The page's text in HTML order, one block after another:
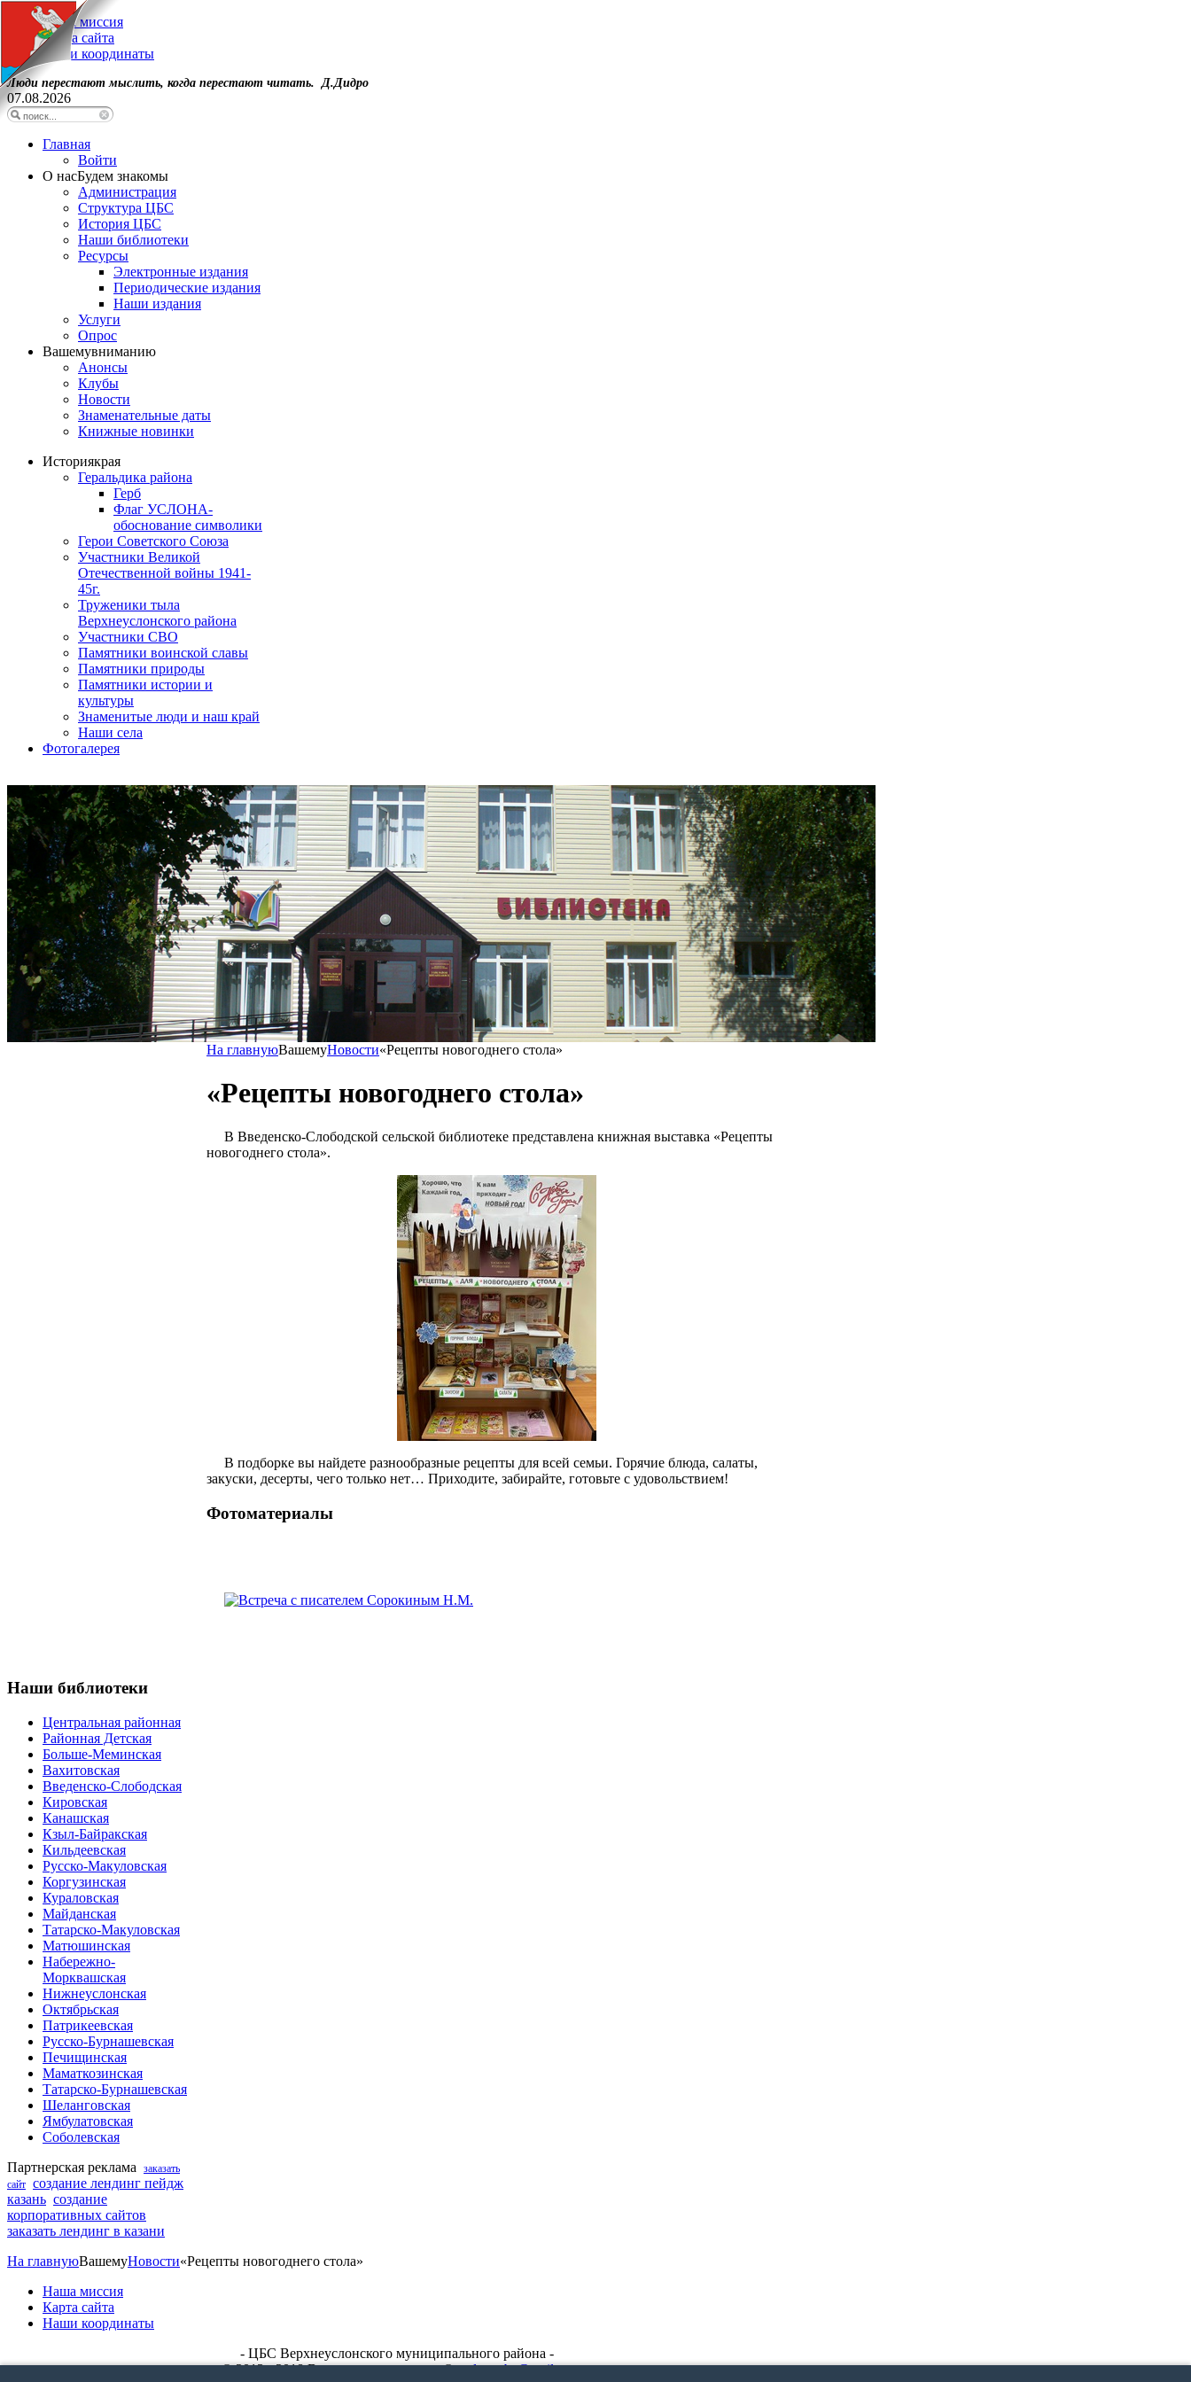
Наша миссия
Карта сайта
Наши координаты
Люди перестают мыслить, когда перестают читать. Д.Дидро
07.08.2026
Главная
Войти
О насБудем знакомы
Администрация
Структура ЦБС
История ЦБС
Наши библиотеки
Ресурсы
Электронные издания
Периодические издания
Наши издания
Услуги
Опрос
Вашемувниманию
Анонсы
Клубы
Новости
Знаменательные даты
Книжные новинки
Историякрая
Геральдика района
Герб
Флаг УСЛОНА-
обоснование символики
Герои Советского Союза
Участники Великой
Отечественной войны 1941-
45г.
Труженики тыла
Верхнеуслонского района
Участники СВО
Памятники воинской славы
Памятники природы
Памятники истории и
культуры
Знаменитые люди и наш край
Наши села
Фотогалерея
На главнуюВашемуНовости«Рецепты новогоднего стола»
«Рецепты новогоднего стола»
В Введенско-Слободской сельской библиотеке представлена книжная выставка «Рецепты
новогоднего стола».
В подборке вы найдете разнообразные рецепты для всей семьи. Горячие блюда, салаты,
закуски, десерты, чего только нет… Приходите, забирайте, готовьте с удовольствием!
Фотоматериалы
Наши библиотеки
Центральная районная
Районная Детская
Больше-Меминская
Вахитовская
Введенско-Слободская
Кировская
Канашская
Кзыл-Байракская
Кильдеевская
Русско-Макуловская
Коргузинская
Кураловская
Майданская
Татарско-Макуловская
Матюшинская
Набережно-
Морквашская
Нижнеуслонская
Октябрьская
Патрикеевская
Русско-Бурнашевская
Печищинская
Маматкозинская
Татарско-Бурнашевская
Шеланговская
Ямбулатовская
Соболевская
Партнерская реклама
заказать
сайт создание лендинг пейдж
казань создание
корпоративных сайтов
заказать лендинг в казани
На главнуюВашемуНовости«Рецепты новогоднего стола»
Наша миссия
Карта сайта
Наши координаты
- ЦБС Верхнеуслонского муниципального района -
© 2013 - 2018 Все права защищены ©uslon_cbs@mail.ru